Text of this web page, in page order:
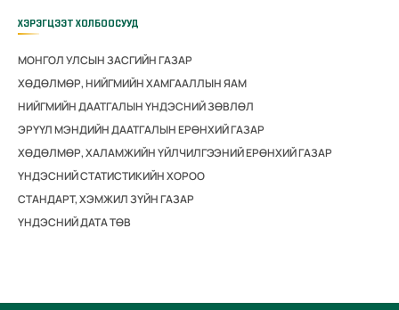
ХЭРЭГЦЭЭТ ХОЛБООСУУД
МОНГОЛ УЛСЫН ЗАСГИЙН ГАЗАР
ХӨДӨЛМӨР, НИЙГМИЙН ХАМГААЛЛЫН ЯАМ
НИЙГМИЙН ДААТГАЛЫН ҮНДЭСНИЙ ЗӨВЛӨЛ
ЭРҮҮЛ МЭНДИЙН ДААТГАЛЫН ЕРӨНХИЙ ГАЗАР
ХӨДӨЛМӨР, ХАЛАМЖИЙН ҮЙЛЧИЛГЭЭНИЙ ЕРӨНХИЙ ГАЗАР
ҮНДЭСНИЙ СТАТИСТИКИЙН ХОРОО
СТАНДАРТ, ХЭМЖИЛ ЗҮЙН ГАЗАР
ҮНДЭСНИЙ ДАТА ТӨВ